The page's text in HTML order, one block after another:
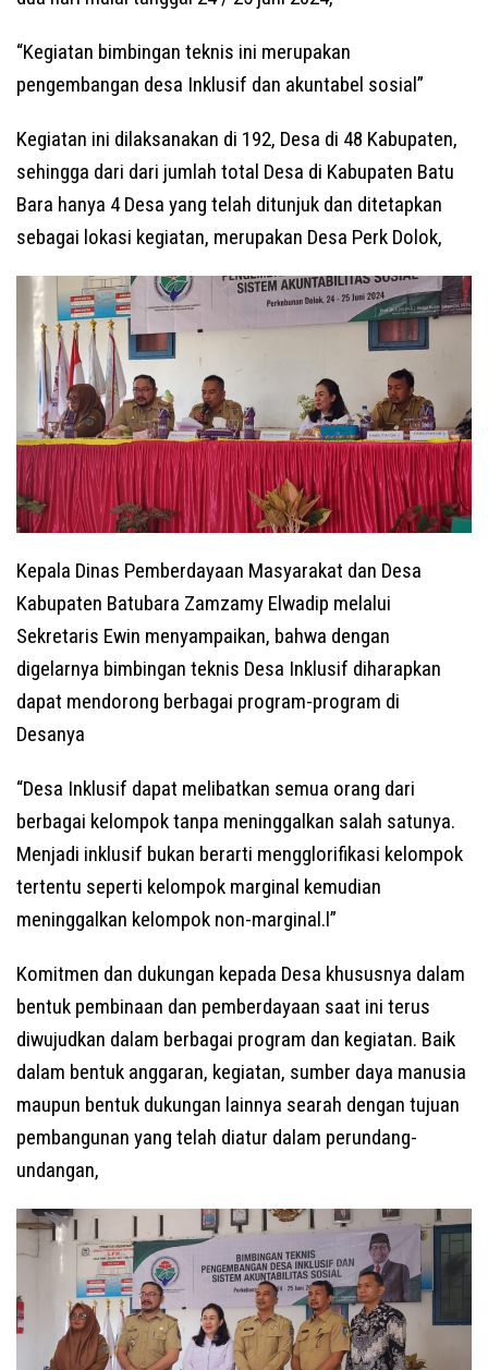
“Kegiatan bimbingan teknis ini merupakan
pengembangan desa Inklusif dan akuntabel sosial”
Kegiatan ini dilaksanakan di 192, Desa di 48 Kabupaten,
sehingga dari dari jumlah total Desa di Kabupaten Batu
Bara hanya 4 Desa yang telah ditunjuk dan ditetapkan
sebagai lokasi kegiatan, merupakan Desa Perk Dolok,
Kepala Dinas Pemberdayaan Masyarakat dan Desa
Kabupaten Batubara Zamzamy Elwadip melalui
Sekretaris Ewin menyampaikan, bahwa dengan
digelarnya bimbingan teknis Desa Inklusif diharapkan
dapat mendorong berbagai program-program di
Desanya
“Desa Inklusif dapat melibatkan semua orang dari
berbagai kelompok tanpa meninggalkan salah satunya.
Menjadi inklusif bukan berarti mengglorifikasi kelompok
tertentu seperti kelompok marginal kemudian
meninggalkan kelompok non-marginal.l”
Komitmen dan dukungan kepada Desa khususnya dalam
bentuk pembinaan dan pemberdayaan saat ini terus
diwujudkan dalam berbagai program dan kegiatan. Baik
dalam bentuk anggaran, kegiatan, sumber daya manusia
maupun bentuk dukungan lainnya searah dengan tujuan
pembangunan yang telah diatur dalam perundang-
undangan,